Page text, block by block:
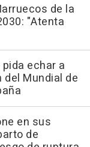
de la
"Atenta
echar a
Mundial de
en sus
de